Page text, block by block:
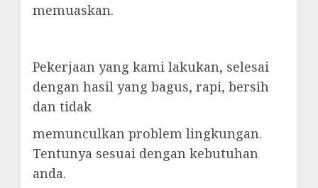
memuaskan.
Pekerjaan yang kami lakukan, selesai
dengan hasil yang bagus, rapi, bersih
dan tidak
memunculkan problem lingkungan.
Tentunya sesuai dengan kebutuhan
anda.